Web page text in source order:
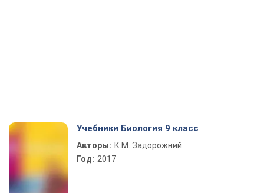
Учебники Биология 9 класс
Авторы: К.М. Задорожний
Год: 2017